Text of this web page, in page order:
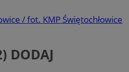
/ fot. KMP Świętochłowice
DODAJ